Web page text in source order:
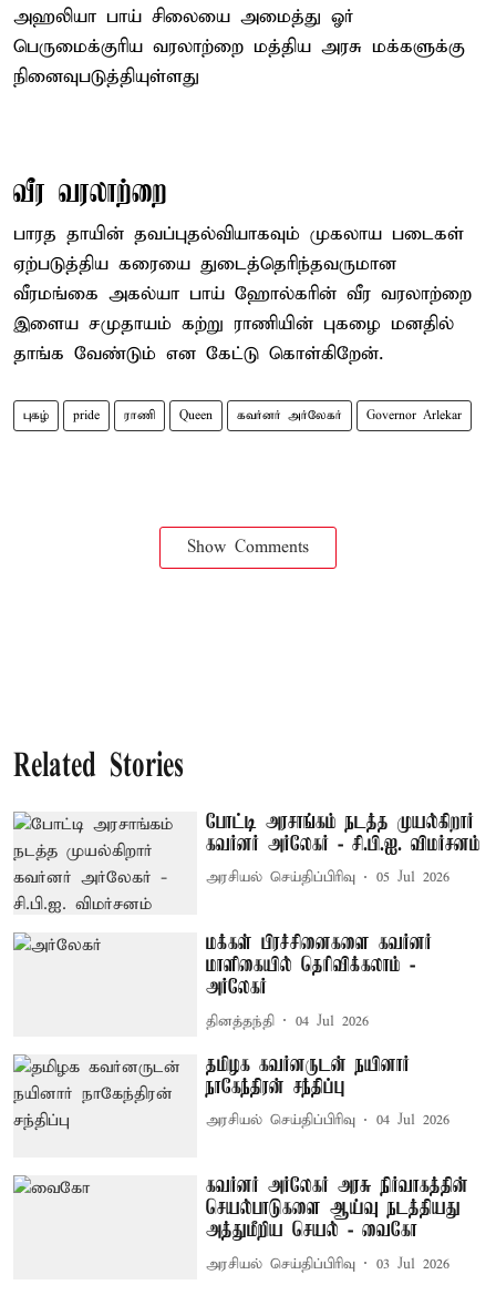
அஹலியா பாய் சிலையை அமைத்து ஓர்
பெருமைக்குரிய வரலாற்றை மத்திய அரசு மக்களுக்கு
நினைவுபடுத்தியுள்ளது
வீர வரலாற்றை
பாரத தாயின் தவப்புதல்வியாகவும் முகலாய படைகள்
ஏற்படுத்திய கரையை துடைத்தெரிந்தவருமான
வீரமங்கை அகல்யா பாய் ஹோல்கரின் வீர வரலாற்றை
இளைய சமுதாயம் கற்று ராணியின் புகழை மனதில்
தாங்க வேண்டும் என கேட்டு கொள்கிறேன்.
புகழ் pride ராணி Queen கவர்னர் அர்லேகர் Governor Arlekar
Show Comments
Related Stories
போட்டி அரசாங்கம் நடத்த முயல்கிறார்
கவர்னர் அர்லேகர் - சி.பி.ஐ. விமர்சனம்
அரசியல் செய்திப்பிரிவு 05 Jul 2026
மக்கள் பிரச்சினைகளை கவர்னர்
மாளிகையில் தெரிவிக்கலாம் -
அர்லேகர்
தினத்தந்தி 04 Jul 2026
தமிழக கவர்னருடன் நயினார்
நாகேந்திரன் சந்திப்பு
அரசியல் செய்திப்பிரிவு 04 Jul 2026
கவர்னர் அர்லேகர் அரசு நிர்வாகத்தின்
செயல்பாடுகளை ஆய்வு நடத்தியது
அத்துமீறிய செயல் - வைகோ
அரசியல் செய்திப்பிரிவு 03 Jul 2026